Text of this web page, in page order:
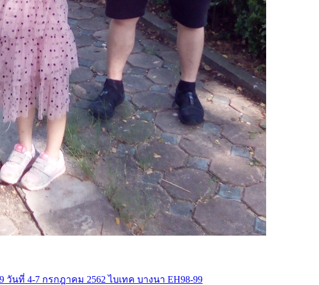
วันที่ 4-7 กรกฎาคม 2562 ไบเทค บางนา EH98-99